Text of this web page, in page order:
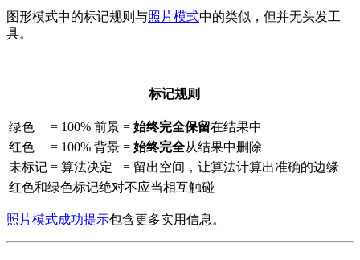
图形模式中的标记规则与照片模式中的类似，但并无头发工
具。
标记规则
绿色 = 100% 前景 = 始终完全保留在结果中
红色
= 100% 背景 = 始终完全从结果中删除
未标记 = 算法决定 = 留出空间，让算法计算出准确的边缘
红色和绿色标记绝对不应当相互触碰
照片模式成功提示包含更多实用信息。